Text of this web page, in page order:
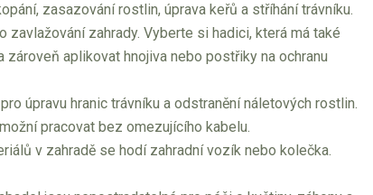
zasazování rostlin, úprava keřů a stříhání trávníku.
zavlažování zahrady. Vyberte si hadici, která má také
aplikovat hnojiva nebo postřiky na ochranu
úpravu hranic trávníku a odstranění náletových rostlin.
pracovat bez omezujícího kabelu.
v zahradě se hodí zahradní vozík nebo kolečka.